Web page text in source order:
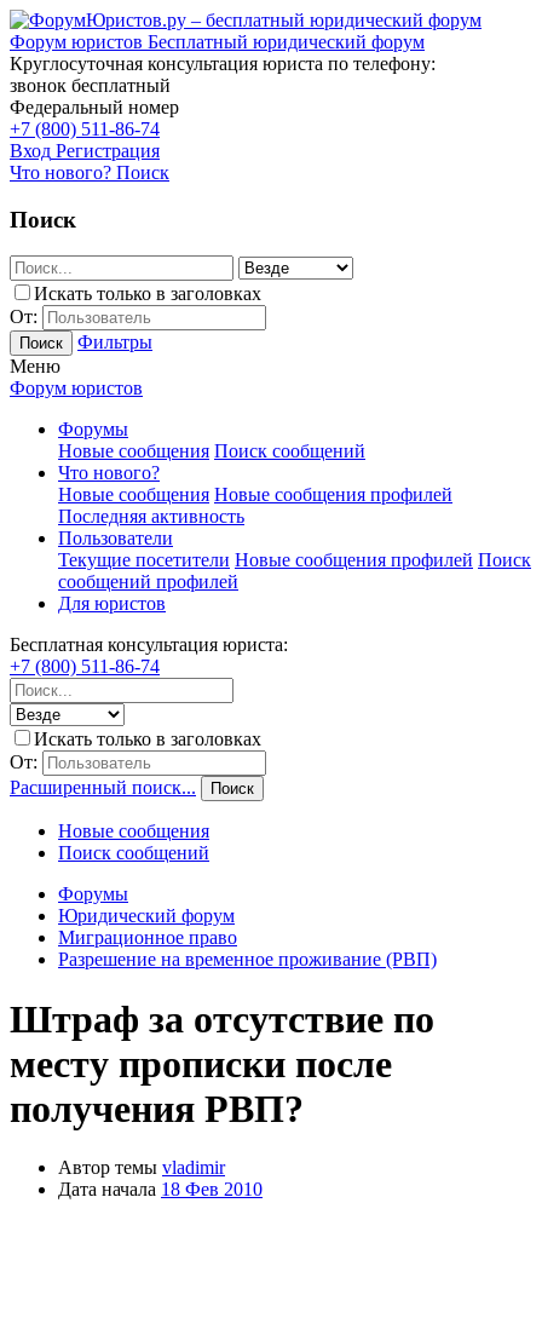
Форум юристов Бесплатный юридический форум
Круглосуточная консультация юриста по телефону:
звонок бесплатный
Федеральный номер
+7 (800) 511-86-74
Вход Регистрация
Что нового? Поиск
Поиск
Искать только в заголовках
От:
Поиск
Фильтры
Меню
Форум юристов
Форумы
Новые сообщения Поиск сообщений
Что нового?
Новые сообщения Новые сообщения профилей
Последняя активность
Пользователи
Текущие посетители Новые сообщения профилей Поиск
сообщений профилей
Для юристов
Бесплатная консультация юриста:
+7 (800) 511-86-74
Искать только в заголовках
От:
Расширенный поиск...
Поиск
Новые сообщения
Поиск сообщений
Форумы
Юридический форум
Миграционное право
Разрешение на временное проживание (РВП)
Штраф за отсутствие по
месту прописки после
получения РВП?
Автор темы vladimir
Дата начала 18 Фев 2010